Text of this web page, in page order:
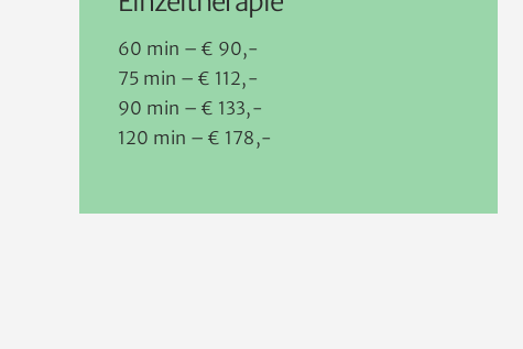
60 min – € 90,-
75 min – € 112,-
90 min – € 133,-
120 min – € 178,-